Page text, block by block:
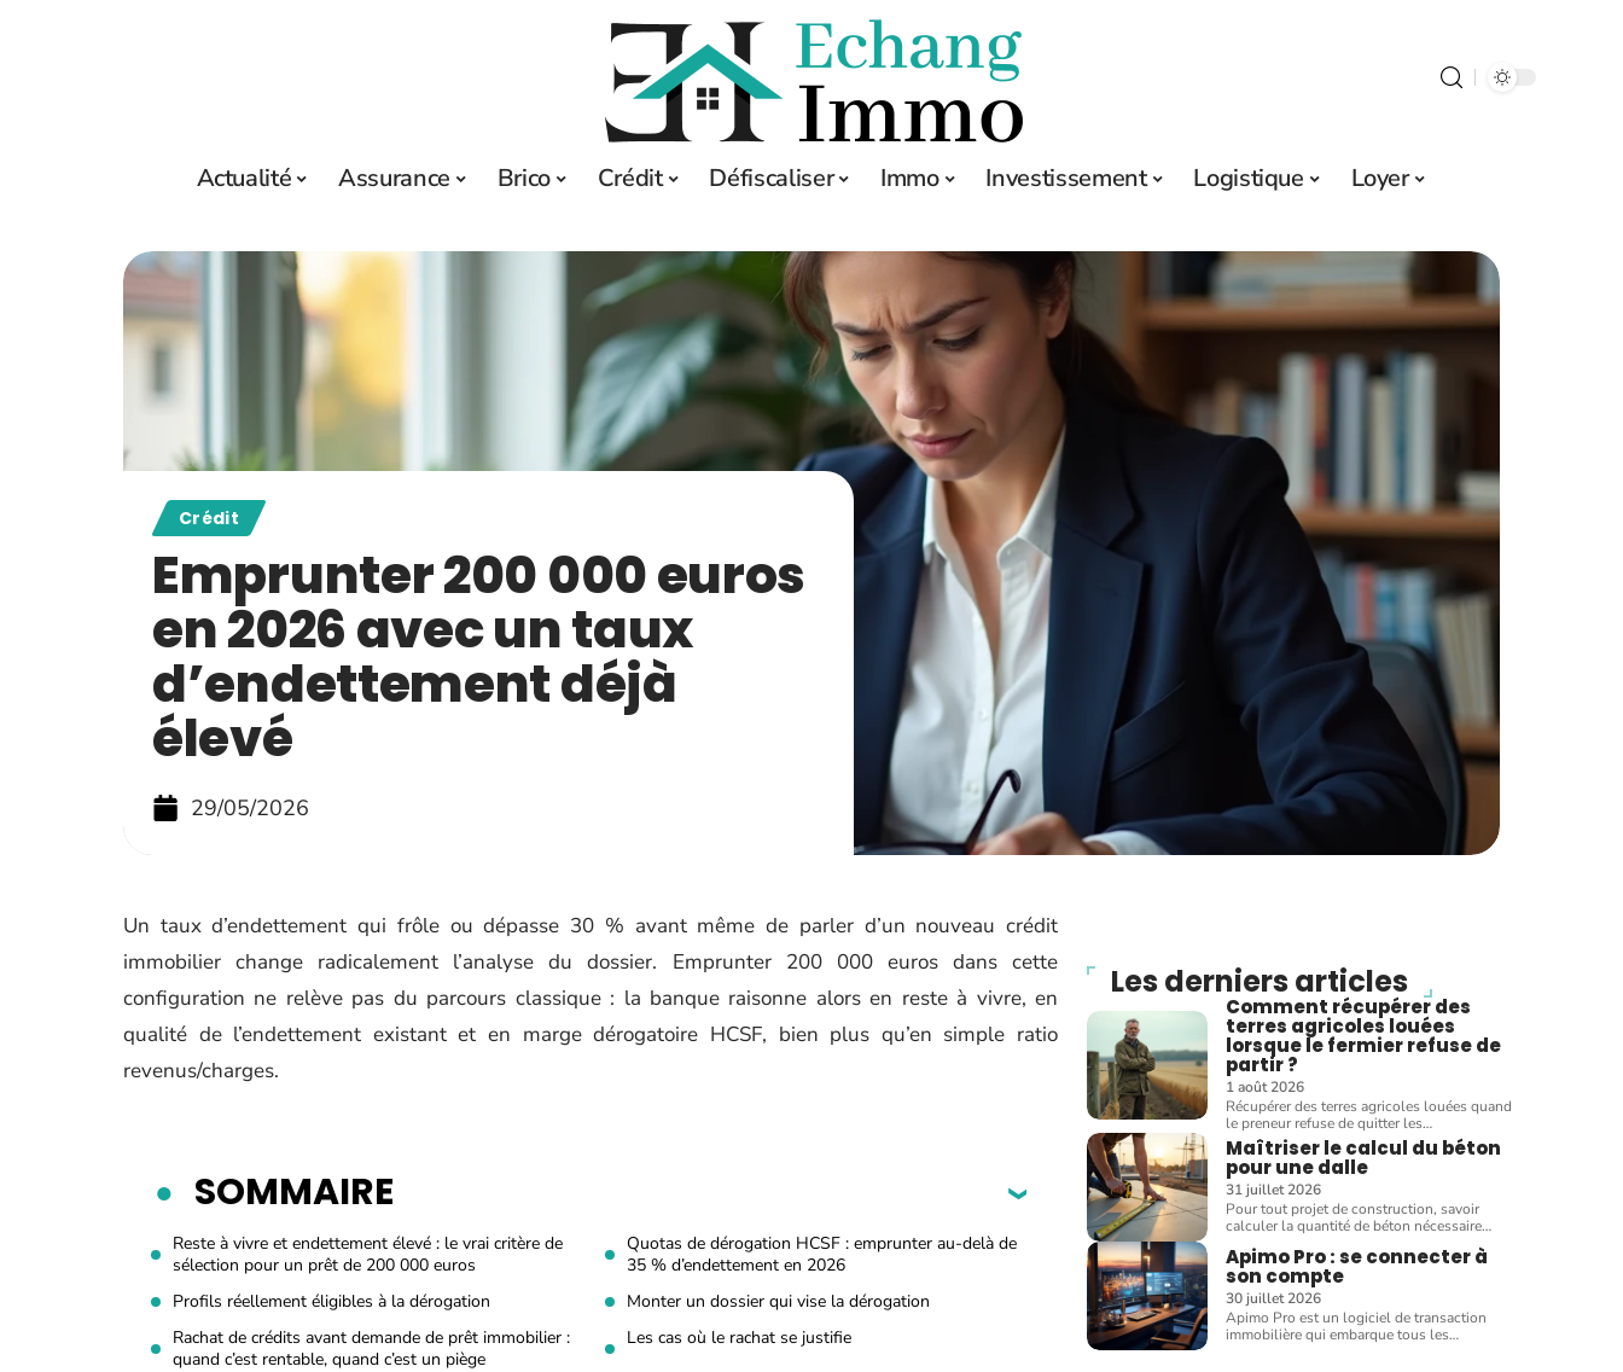
Actualité Assurance Brico Crédit Défiscaliser Immo Investissement Logistique Loyer
Crédit
Emprunter 200 000 euros
en 2026 avec un taux
d’endettement déjà
élevé
29/05/2026
Un taux d’endettement qui frôle ou dépasse 30 % avant même de parler d’un nouveau crédit
immobilier change radicalement l’analyse du dossier. Emprunter 200 000 euros dans cette
configuration ne relève pas du parcours classique : la banque raisonne alors en reste à vivre, en
qualité de l’endettement existant et en marge dérogatoire HCSF, bien plus qu’en simple ratio
revenus/charges.
SOMMAIRE
Reste à vivre et endettement élevé : le vrai critère de
sélection pour un prêt de 200 000 euros
Quotas de dérogation HCSF : emprunter au-delà de
35 % d’endettement en 2026
Profils réellement éligibles à la dérogation
Monter un dossier qui vise la dérogation
Rachat de crédits avant demande de prêt immobilier :
quand c’est rentable, quand c’est un piège
Les cas où le rachat se justifie
Les derniers articles
Comment récupérer des
terres agricoles louées
lorsque le fermier refuse de
partir ?
1 août 2026
Récupérer des terres agricoles louées quand
le preneur refuse de quitter les…
Maîtriser le calcul du béton
pour une dalle
31 juillet 2026
Pour tout projet de construction, savoir
calculer la quantité de béton nécessaire…
Apimo Pro : se connecter à
son compte
30 juillet 2026
Apimo Pro est un logiciel de transaction
immobilière qui embarque tous les…